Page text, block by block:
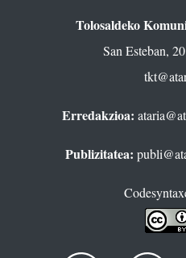
Tolosaldeko
San Esteban,
Erredakzioa:
Publizitatea: